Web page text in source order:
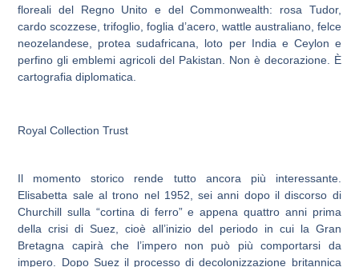
floreali del Regno Unito e del Commonwealth: rosa Tudor,
cardo scozzese, trifoglio, foglia d’acero, wattle australiano, felce
neozelandese, protea sudafricana, loto per India e Ceylon e
perfino gli emblemi agricoli del Pakistan. Non è decorazione. È
cartografia diplomatica.
Royal Collection Trust
Il momento storico rende tutto ancora più interessante.
Elisabetta sale al trono nel 1952, sei anni dopo il discorso di
Churchill sulla “cortina di ferro” e appena quattro anni prima
della crisi di Suez, cioè all’inizio del periodo in cui la Gran
Bretagna capirà che l’impero non può più comportarsi da
impero. Dopo Suez il processo di decolonizzazione britannica